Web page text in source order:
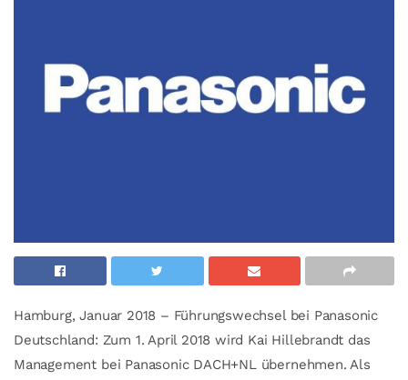
Hamburg, Januar 2018 – Führungswechsel bei Panasonic
Deutschland: Zum 1. April 2018 wird Kai Hillebrandt das
Management bei Panasonic DACH+NL übernehmen. Als